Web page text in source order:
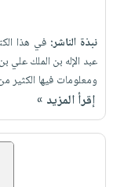
نبذة الناشر:في هذا
عبد الإله بن الملك
ومعلومات فيها الكثير
إقرأ المزيد »